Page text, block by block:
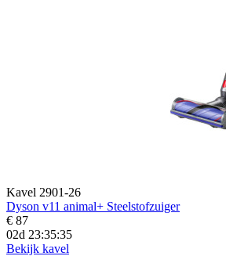
Kavel 2901-26
Dyson v11 animal+ Steelstofzuiger
€ 87
02d 23:35:33
Bekijk kavel